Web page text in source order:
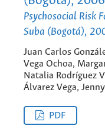
Psychosocial Risk
Suba (Bogotá),
Juan Carlos
Vega Ochoa,
Natalia Rodríguez
Álvarez Vega,
PDF